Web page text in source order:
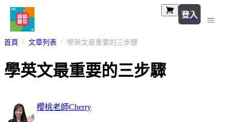
登入
首頁 文章列表 學英文最重要的三步驟
學英文最重要的三步驟
櫻桃老師Cherry